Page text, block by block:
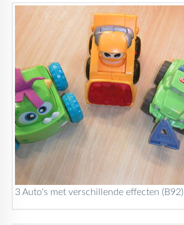
3 Auto's met verschillende effecten (B92)